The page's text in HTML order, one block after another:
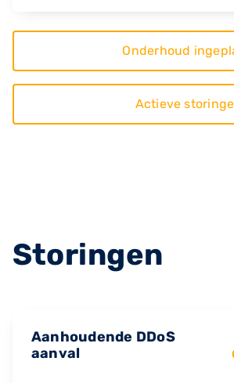
Onderhoud
Actieve
Storingen
Aanhoudende DDoS
aanval